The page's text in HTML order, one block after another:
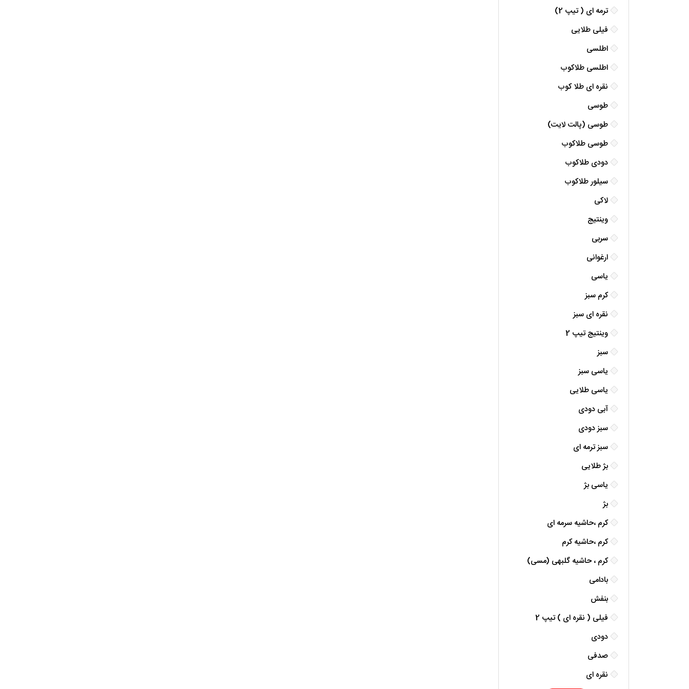
ترمه ای ( تیپ 2)
فیلی طلایی
اطلسی
اطلسی طلاکوب
نقره ای طلا کوب
طوسی
طوسی (پالت لایت)
طوسی طلاکوب
دودی طلاکوب
سیلور طلاکوب
لاکی
وینتیج
سربی
ارغوانی
یاسی
کرم سبز
نقره ای سبز
وینتیج تیپ 2
سبز
یاسی سبز
یاسی طلایی
آبی دودی
سبز دودی
سبز ترمه ای
بژ طلایی
یاسی بژ
بژ
کرم ،حاشیه سرمه ای
کرم ،حاشیه کرم
کرم ، حاشیه گلبهی (مسی)
بادامی
بنفش
فیلی ( نقره ای ) تیپ 2
دودی
صدفی
نقره ای